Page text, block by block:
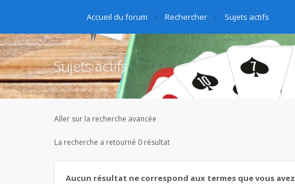
Accueil du forum Rechercher Sujets actifs
Sujets actifs
Aller sur la recherche avancée
La recherche a retourné 0 résultat
Aucun résultat ne correspond aux termes que vous